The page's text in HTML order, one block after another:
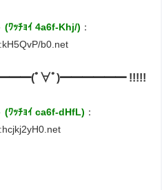
(ﾜｯﾁｮｲ 4a6f-Khj/) ：
b0.net
ﾟ∀ﾟ)━━━━━━ !!!!!
(ﾜｯﾁｮｲ ca6f-dHfL) ：